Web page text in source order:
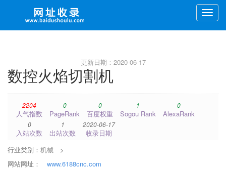
Toggle
更新日期：2020-06-17
数控火焰切割机
2204
人气指数
0
PageRank
0
百度权重
1
Sogou Rank
0
AlexaRank
0
入站次数
1
出站次数
2020-06-17
收录日期
行业类别： 机械
>
网站网址：
www.6188cnc.com